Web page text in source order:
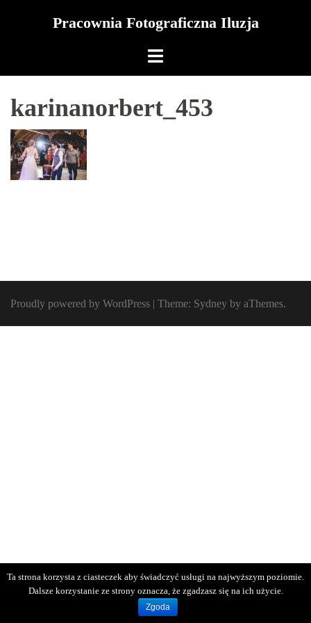
Pracownia Fotograficzna Iluzja
karinanorbert_453
Proudly powered by WordPress | Theme: Sydney by aThemes.
Ta strona korzysta z ciasteczek aby świadczyć usługi na najwyższym poziomie.
Dalsze korzystanie ze strony oznacza, że zgadzasz się na ich użycie.
Zgoda